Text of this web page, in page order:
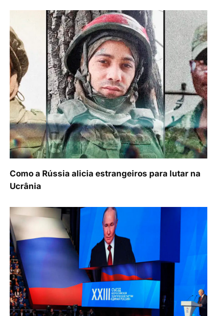
Como a Rússia alicia estrangeiros para lutar na
Ucrânia